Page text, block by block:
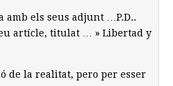
amb els seus adjunt …P.D..
artícle, titulat … » Libertad y
de la realitat, pero per esser